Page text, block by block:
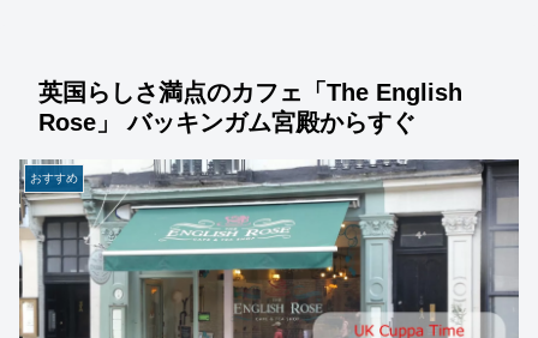
英国らしさ満点のカフェ「The English
Rose」 バッキンガム宮殿からすぐ
おすすめ